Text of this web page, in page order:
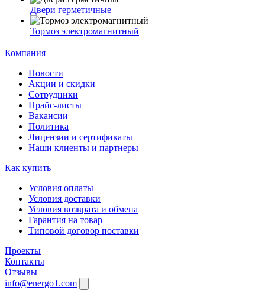
Двери герметичные
Тормоз электромагнитный
Компания
Новости
Акции и скидки
Сотрудники
Прайс-листы
Вакансии
Политика
Лицензии и сертификаты
Наши клиенты и партнеры
Как купить
Условия оплаты
Условия доставки
Условия возврата и обмена
Гарантия на товар
Типовой договор поставки
Проекты
Контакты
Отзывы
info@energo1.com